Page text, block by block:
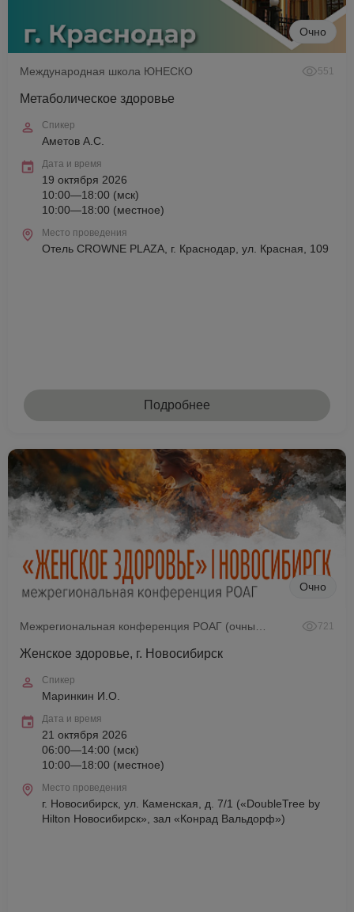
Очно
Международная школа ЮНЕСКО 551
Метаболическое здоровье
Спикер
Аметов А.С.
Дата и время
19 октября 2026
10:00—18:00 (мск)
10:00—18:00 (местное)
Место проведения
Отель CROWNE PLAZA, г. Краснодар, ул. Красная, 109
Подробнее
Очно
721
Женское здоровье, г. Новосибирск
Спикер
Маринкин И.О.
Дата и время
21 октября 2026
06:00—14:00 (мск)
10:00—18:00 (местное)
Место проведения
г. Новосибирск, ул. Каменская, д. 7/1 («DoubleTree by
Hilton Новосибирск», зал «Конрад Вальдорф»)